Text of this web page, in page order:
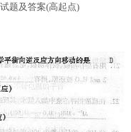
题及答案(高起点)